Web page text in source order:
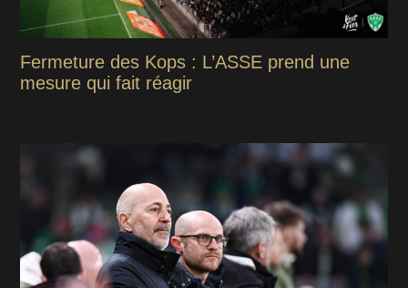
Fermeture des Kops : L’ASSE prend une
mesure qui fait réagir